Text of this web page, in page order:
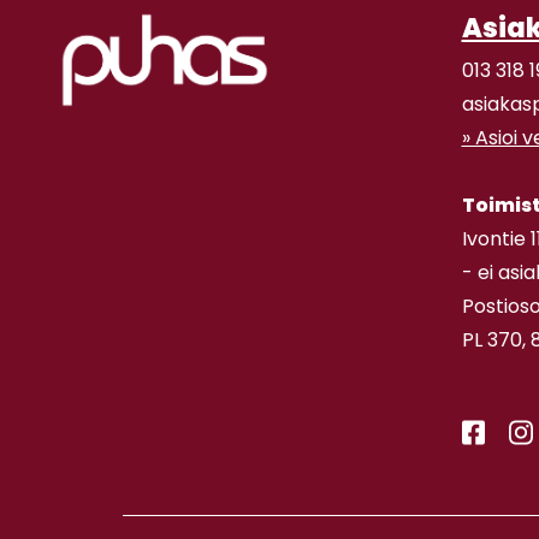
013 318
» Asioi
Ivontie
- ei
PL 370,